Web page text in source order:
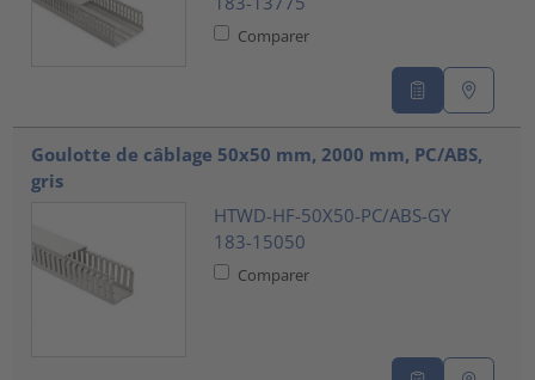
Comparer
Goulotte de câblage 50x50 mm, 2000 mm, PC/ABS,
gris
HTWD-HF-50X50-PC/ABS-GY
183-15050
Comparer